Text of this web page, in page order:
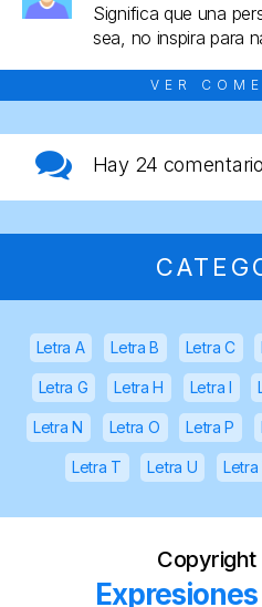
Significa que una
sea, no inspira para
VER
Hay 24
Letra A Letra B Letra C
Letra G Letra H Letra I
Letra N Letra O Letra P
Letra T Letra U Letra